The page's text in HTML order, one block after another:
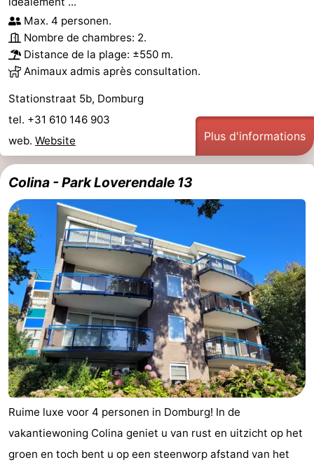
Max. 4 personen.
Nombre de chambres: 2.
Distance de la plage: ±550 m.
Animaux admis après consultation.
Stationstraat 5b, Domburg
tel. +31 610 146 903
web. Website Plus d'informations
Colina - Park Loverendale 13
Ruime luxe voor 4 personen in Domburg! In de
vakantiewoning Colina geniet u van rust en uitzicht op het
groen en toch bent u op een steenworp afstand van het